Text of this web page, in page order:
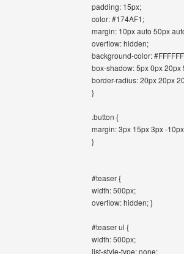
padding: 15px;
color: #174AF1;
margin: 10px auto 50px
overflow: hidden;
background-color:
box-shadow: 5px 0px 20px
border-radius: 20px 20px
}
.button {
margin: 3px 15px 3px -
}
#teaser {
width: 500px;
overflow: hidden; }
#teaser ul {
width: 500px;
list-style-type: none;